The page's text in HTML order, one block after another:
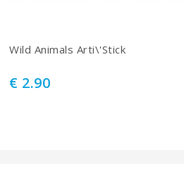
Wild Animals Arti\'Stick
€ 2.90